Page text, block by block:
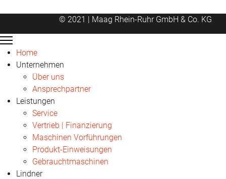
© 2021 | Maag Rhein-Ruhr GmbH & Co. KG
Home
Unternehmen
Über uns
Ansprechpartner
Leistungen
Service
Vertrieb | Finanzierung
Maschinen Vorführungen
Produkt-Einweisungen
Gebrauchtmaschinen
Lindner